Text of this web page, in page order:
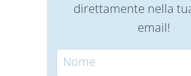
direttamente nella
email!